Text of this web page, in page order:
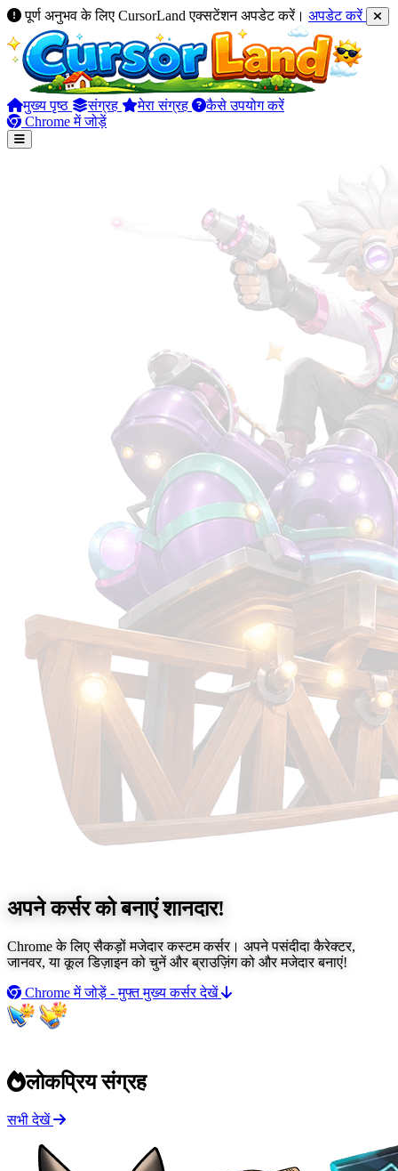
पूर्ण अनुभव के लिए CursorLand एक्सटेंशन अपडेट करें। अपडेट करें
मुख्य पृष्ठ संग्रह मेरा संग्रह
कैसे उपयोग करें
Chrome में जोड़ें
अपने कर्सर को बनाएंशानदार!
Chrome के लिए सैकड़ों मजेदार कस्टम कर्सर। अपने पसंदीदा कैरेक्टर,
जानवर, या कूल डिज़ाइन को चुनें और ब्राउज़िंग को और मजेदार बनाएं!
Chrome में जोड़ें - मुफ्तमुख्य कर्सर देखें
लोकप्रिय संग्रह
सभी देखें